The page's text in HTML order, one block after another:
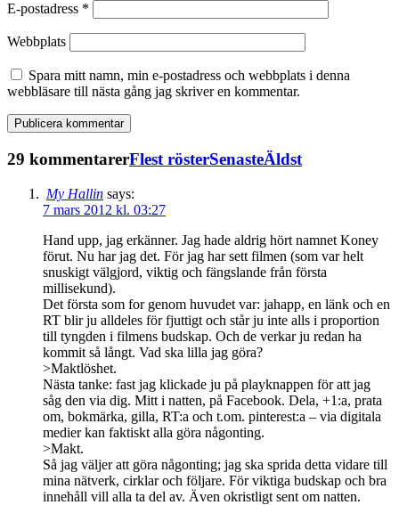
E-postadress *
Webbplats
Spara mitt namn, min e-postadress och webbplats i denna
webbläsare till nästa gång jag skriver en kommentar.
29 kommentarerFlest rösterSenasteÄldst
My Hallin says:
7 mars 2012 kl. 03:27
Hand upp, jag erkänner. Jag hade aldrig hört namnet Koney
förut. Nu har jag det. För jag har sett filmen (som var helt
snuskigt välgjord, viktig och fängslande från första
millisekund).
Det första som for genom huvudet var: jahapp, en länk och en
RT blir ju alldeles för fjuttigt och står ju inte alls i proportion
till tyngden i filmens budskap. Och de verkar ju redan ha
kommit så långt. Vad ska lilla jag göra?
>Maktlöshet.
Nästa tanke: fast jag klickade ju på playknappen för att jag
såg den via dig. Mitt i natten, på Facebook. Dela, +1:a, prata
om, bokmärka, gilla, RT:a och t.om. pinterest:a – via digitala
medier kan faktiskt alla göra någonting.
>Makt.
Så jag väljer att göra någonting; jag ska sprida detta vidare till
mina nätverk, cirklar och följare. För viktiga budskap och bra
innehåll vill alla ta del av. Även okristligt sent om natten.